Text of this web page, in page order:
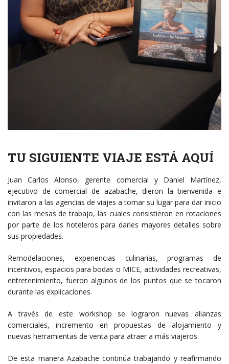
TU SIGUIENTE VIAJE ESTÁ AQUÍ
Juan Carlos Alonso, gerente comercial y Daniel Martínez,
ejecutivo de comercial de azabache, dieron la bienvenida e
invitaron a las agencias de viajes a tomar su lugar para dar inicio
con las mesas de trabajo, las cuales consistieron en rotaciones
por parte de los hoteleros para darles mayores detalles sobre
sus propiedades.
Remodelaciones, experiencias culinarias, programas de
incentivos, espacios para bodas o MICE, actividades recreativas,
entretenimiento, fueron algunos de los puntos que se tocaron
durante las explicaciones.
A través de este workshop se lograron nuevas alianzas
comerciales, incremento en propuestas de alojamiento y
nuevas herramientas de venta para atraer a más viajeros.
De esta manera Azabache continúa trabajando y reafirmando